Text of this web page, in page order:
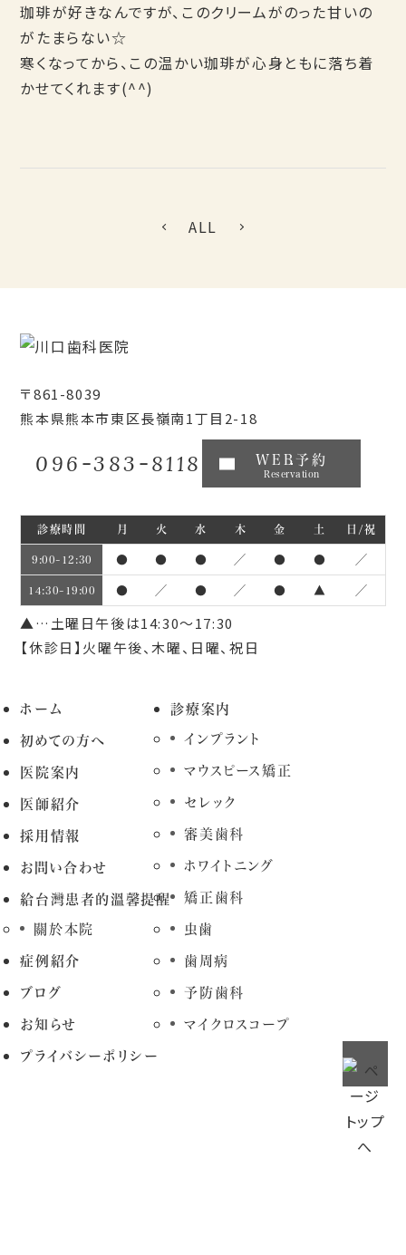
珈琲が好きなんですが、このクリームがのった甘いの
がたまらない☆
寒くなってから、この温かい珈琲が心身ともに落ち着
かせてくれます(^^)
ALL
〒861-8039
熊本県熊本市東区長嶺南1丁目2-18
096-383-8118 WEB予約
Reservation
診療時間 月 火 水 木 金 土 日/祝
9:00~12:30 ● ● ● ／ ● ● ／
14:30~19:00 ● ／ ● ／ ● ▲ ／
▲…土曜日午後は14:30～17:30
【休診日】火曜午後、木曜、日曜、祝日
ホーム
初めての方へ
医院案内
医師紹介
採用情報
お問い合わせ
給台灣患者的溫馨提醒
關於本院
症例紹介
ブログ
お知らせ
プライバシーポリシー
診療案内
インプラント
マウスピース矯正
セレック
審美歯科
ホワイトニング
矯正歯科
虫歯
歯周病
予防歯科
マイクロスコープ